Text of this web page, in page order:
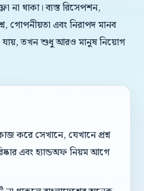
না থাকা। ব্যস্ত রিসেপশন,
গোপনীয়তা এবং নিরাপদ মানব
যায়, তখন শুধু আরও মানুষ নিয়োগ
করে সেখানে, যেখানে প্রশ্ন
এবং হ্যান্ডঅফ নিয়ম আগে